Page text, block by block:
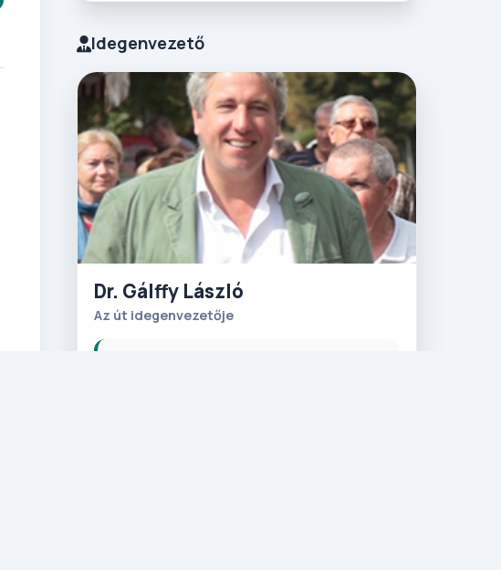
Idegenvezető
Dr. Gálffy László
Az út idegenvezetője